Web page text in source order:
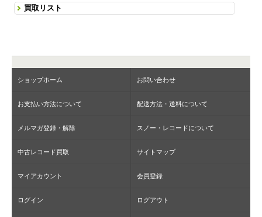
買取リスト
ショップホーム お問い合わせ
お支払い方法について 配送方法・送料について
メルマガ登録・解除 スノー・レコードについて
中古レコード買取 サイトマップ
マイアカウント 会員登録
ログイン ログアウト